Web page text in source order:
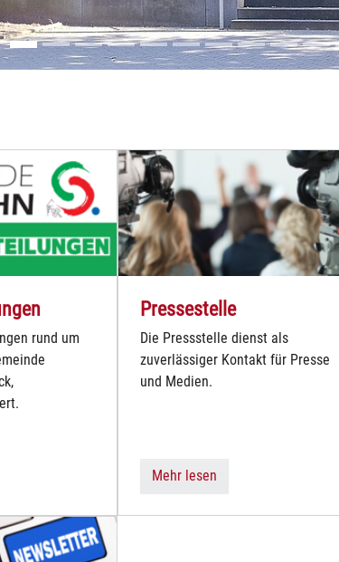
rund um
Pressestelle
Die Pressstelle dienst als
zuverlässiger Kontakt für Presse
und Medien.
Mehr lesen